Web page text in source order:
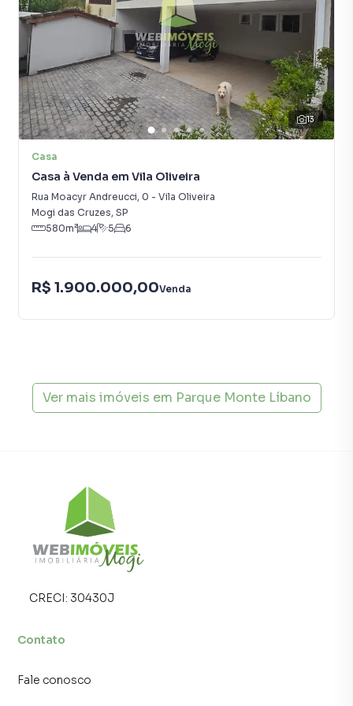
13
Casa
Casa à Venda em Vila Oliveira
Rua Moacyr Andreucci, 0 - Vila Oliveira
Mogi das Cruzes, SP
580m² 4 5 6
R$ 1.900.000,00Venda
Ver mais imóveis em Parque Monte Líbano
CRECI: 30430J
Contato
Fale conosco